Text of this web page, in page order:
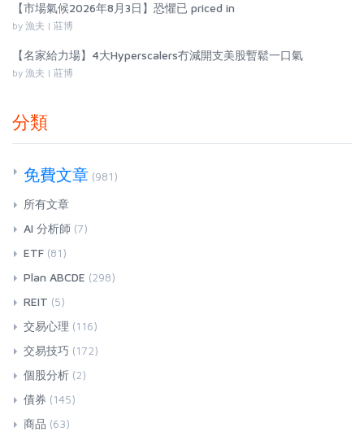
【市場氣候2026年8月3日】恐懼已 priced in
by 漁夫 | 莊博
【名家給力場】4大Hyperscalers冇減開支美股暫鬆一口氣
by 漁夫 | 莊博
分類
免費文章 (981)
所有文章
AI 分析師 (7)
ETF (81)
Plan ABCDE (298)
REIT (5)
交易心理 (116)
交易技巧 (172)
個股分析 (2)
債券 (145)
商品 (63)